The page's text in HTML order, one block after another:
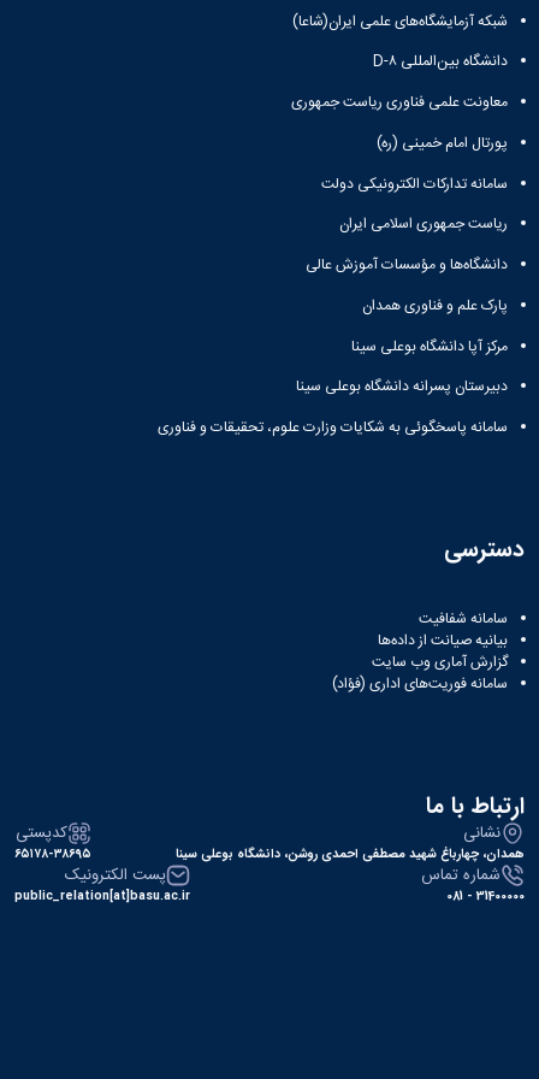
همایش‌ها
انتشارات
دانشگاه
نشر
مجلات
فصلنامه
معاونت
و
فناوری
شبکه آزمایشگاه‌های علمی ایران(شاعا)
دانشگاه بین‌المللی D-۸
معاونت علمی فناوری ریاست جمهوری
پورتال امام خمینی (ره)
سامانه تدارکات الکترونیکی دولت
ریاست جمهوری اسلامی ایران
دانشگاه‌ها و مؤسسات آموزش عالی
پارک علم و فناوری همدان
مرکز آپا دانشگاه بوعلی سینا
دبیرستان پسرانه دانشگاه بوعلی سینا
سامانه پاسخگوئی به شکایات وزارت علوم، تحقیقات و فناوری
دسترسی
سامانه شفافیت
بیانیه صیانت از داده‌ها
گزارش آماری وب‌ سایت
سامانه فوریت‌های اداری (فؤاد)
ارتباط با ما
نشانی
همدان، چهارباغ شهید مصطفی احمدی روشن، دانشگاه بوعلی سینا
کدپستی
۶۵۱۷۸-۳۸۶۹۵
شماره تماس
31400000 - 081
پست الکترونیک
public_relation[at]basu.ac.ir